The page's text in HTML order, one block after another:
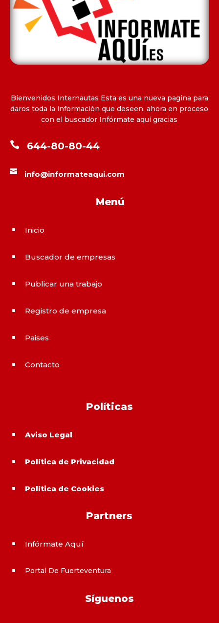
Bienvenidos Internautas Esta es una nueva pagina para
daros toda la información que deseen. ahora en proceso
con el buscador Infórmate aquí gracias
 644-80-80-44
 info@informateaqui.com
Menú
^ Inicio
^ Buscador de empresas
^ Publicar una trabajo
^ Registro de empresa
^ Paises
^ Contacto
Políticas
^ Aviso Legal
^ Política de Privacidad
^ Política de Cookies
Partners
^ Infórmate Aquí
^ Portal De Fuerteventura
Síguenos